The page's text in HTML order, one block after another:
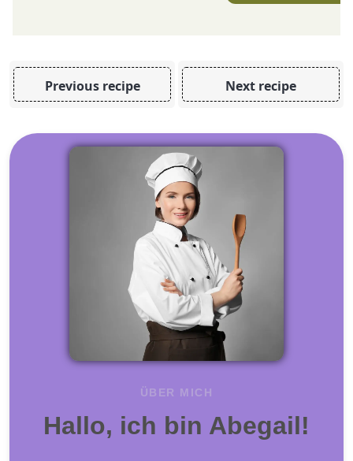
Previous recipe Next recipe
ÜBER MICH
Hallo, ich bin Abegail!